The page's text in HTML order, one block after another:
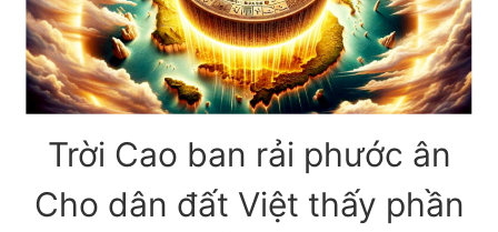
Trời Cao ban rải phước ân
Cho dân đất Việt thấy phần